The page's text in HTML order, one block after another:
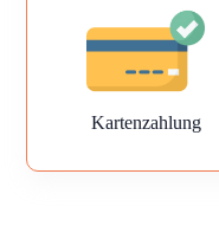
Kartenzahlung